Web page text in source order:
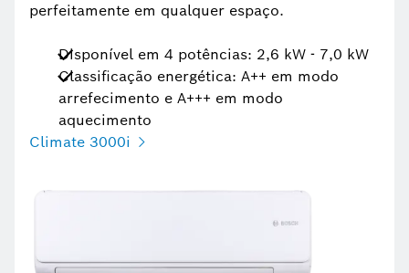
perfeitamente em qualquer espaço.
Disponível em 4 potências: 2,6 kW - 7,0 kW
Classificação energética: A++ em modo
arrefecimento e A+++ em modo
aquecimento
Climate 3000i